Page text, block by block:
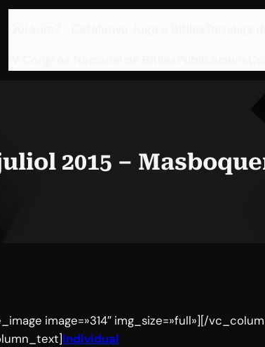
2015 –
image=»314″ img_size=»full»][/
Individual